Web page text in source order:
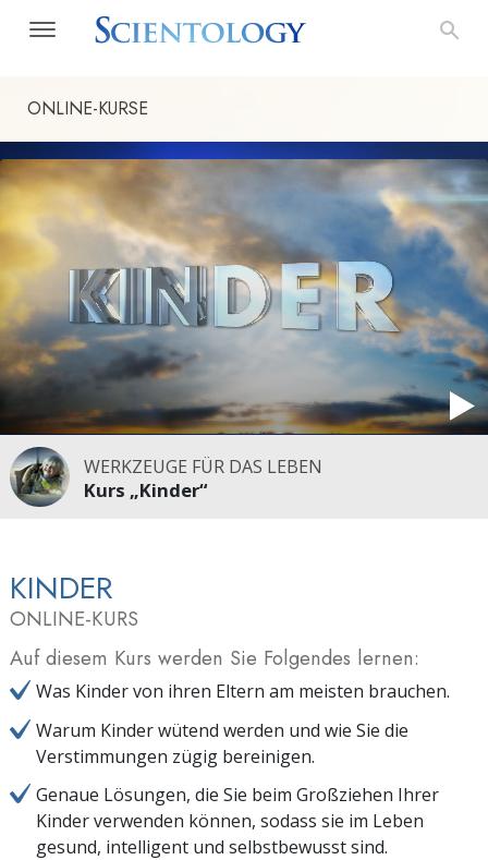
ONLINE-KURSE
WERKZEUGE FÜR DAS LEBEN
Kurs „Kinder“
KINDER
ONLINE-KURS
Auf diesem Kurs werden Sie Folgendes lernen:
Was Kinder von ihren Eltern am meisten brauchen.
Warum Kinder wütend werden und wie Sie die
Verstimmungen zügig bereinigen.
Genaue Lösungen, die Sie beim Großziehen Ihrer
Kinder verwenden können, sodass sie im Leben
gesund, intelligent und selbstbewusst sind.